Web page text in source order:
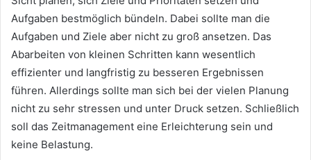
Aufgaben bestmöglich bündeln. Dabei sollte man die
Aufgaben und Ziele aber nicht zu groß ansetzen. Das
Abarbeiten von kleinen Schritten kann wesentlich
effizienter und langfristig zu besseren Ergebnissen
führen. Allerdings sollte man sich bei der vielen Planung
nicht zu sehr stressen und unter Druck setzen. Schließlich
soll das Zeitmanagement eine Erleichterung sein und
keine Belastung.